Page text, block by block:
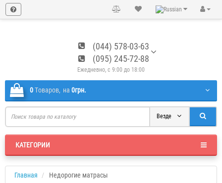
(044) 578-03-63
(095) 245-72-88
Ежедневно, с 9:00 до 18:00
0Tоваров, на 0грн.
Везде
КАТЕГОРИИ
Главная Недорогие матрасы